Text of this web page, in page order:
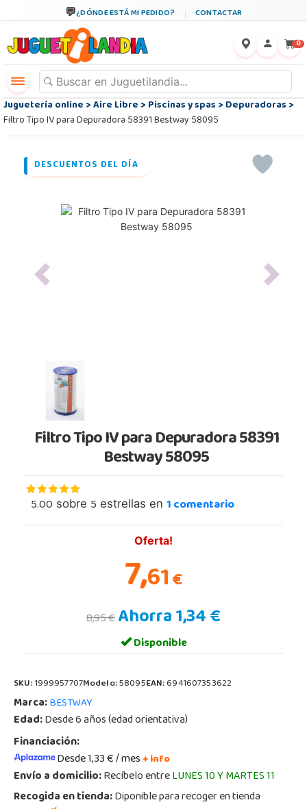
¿DÓNDE ESTÁ MI PEDIDO? CONTACTAR
0
Juguetería online>Aire Libre>Piscinas y spas>Depuradoras>
Filtro Tipo IV para Depuradora 58391 Bestway 58095
DESCUENTOS DEL DÍA
Previous Next
Filtro Tipo IV para Depuradora 58391
Bestway 58095
5.00 sobre 5 estrellas en 1comentario
Oferta!
7,61€
8,95 €Ahorra 1,34 €
Disponible
SKU:1999957707Modelo:58095EAN:6941607353622
Marca:BESTWAY
Edad:Desde 6 años (edad orientativa)
Financiación:
Desde 1,33 € / mes+ info
Envío a domicilio:Recíbelo entreLUNES 10 Y MARTES 11
Recogida en tienda:Diponible para recoger en tienda